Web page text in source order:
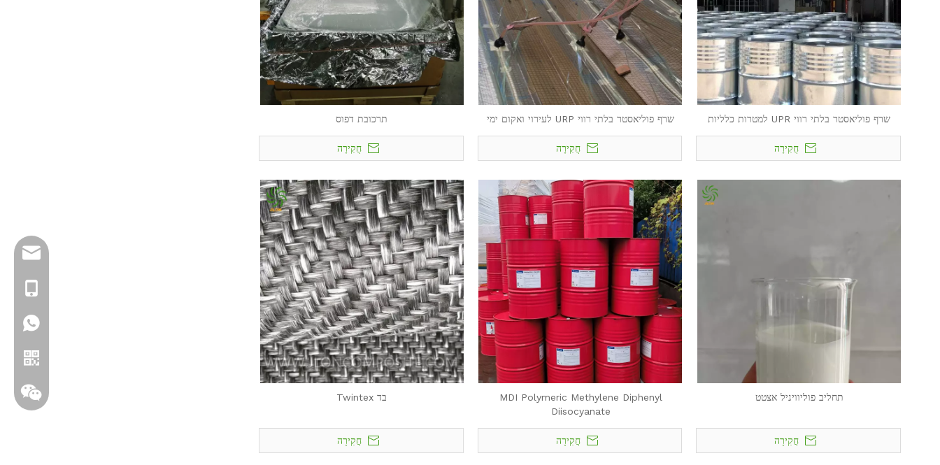
שרף פוליאסטר בלתי רווי UPR למטרות כלליות
חֲקִירָה
שרף פוליאסטר בלתי רווי URP לעירוי ואקום ימי
חֲקִירָה
תרכובת דפוס
חֲקִירָה
תחליב פוליוויניל אצטט
חֲקִירָה
MDI Polymeric Methylene Diphenyl
Diisocyanate
חֲקִירָה
בד Twintex
חֲקִירָה
info@jloncomposite.com
+86 19306129712